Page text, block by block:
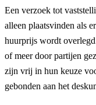
Een verzoek tot
alleen plaatsvinden als
huurprijs wordt
of meer door partijen
zijn vrij in hun keuze
gebonden aan het